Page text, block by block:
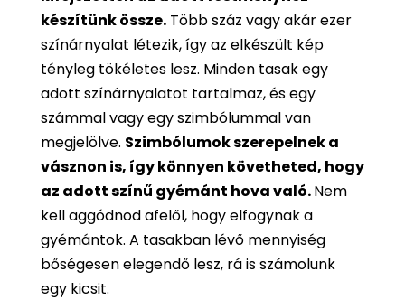
készítünk össze. Több száz vagy akár ezer
színárnyalat létezik, így az elkészült kép
tényleg tökéletes lesz. Minden tasak egy
adott színárnyalatot tartalmaz, és egy
számmal vagy egy szimbólummal van
megjelölve. Szimbólumok szerepelnek a
vásznon is, így könnyen követheted, hogy
az adott színű gyémánt hova való.Nem
kell aggódnod afelől, hogy elfogynak a
gyémántok. A tasakban lévő mennyiség
bőségesen elegendő lesz, rá is számolunk
egy kicsit.